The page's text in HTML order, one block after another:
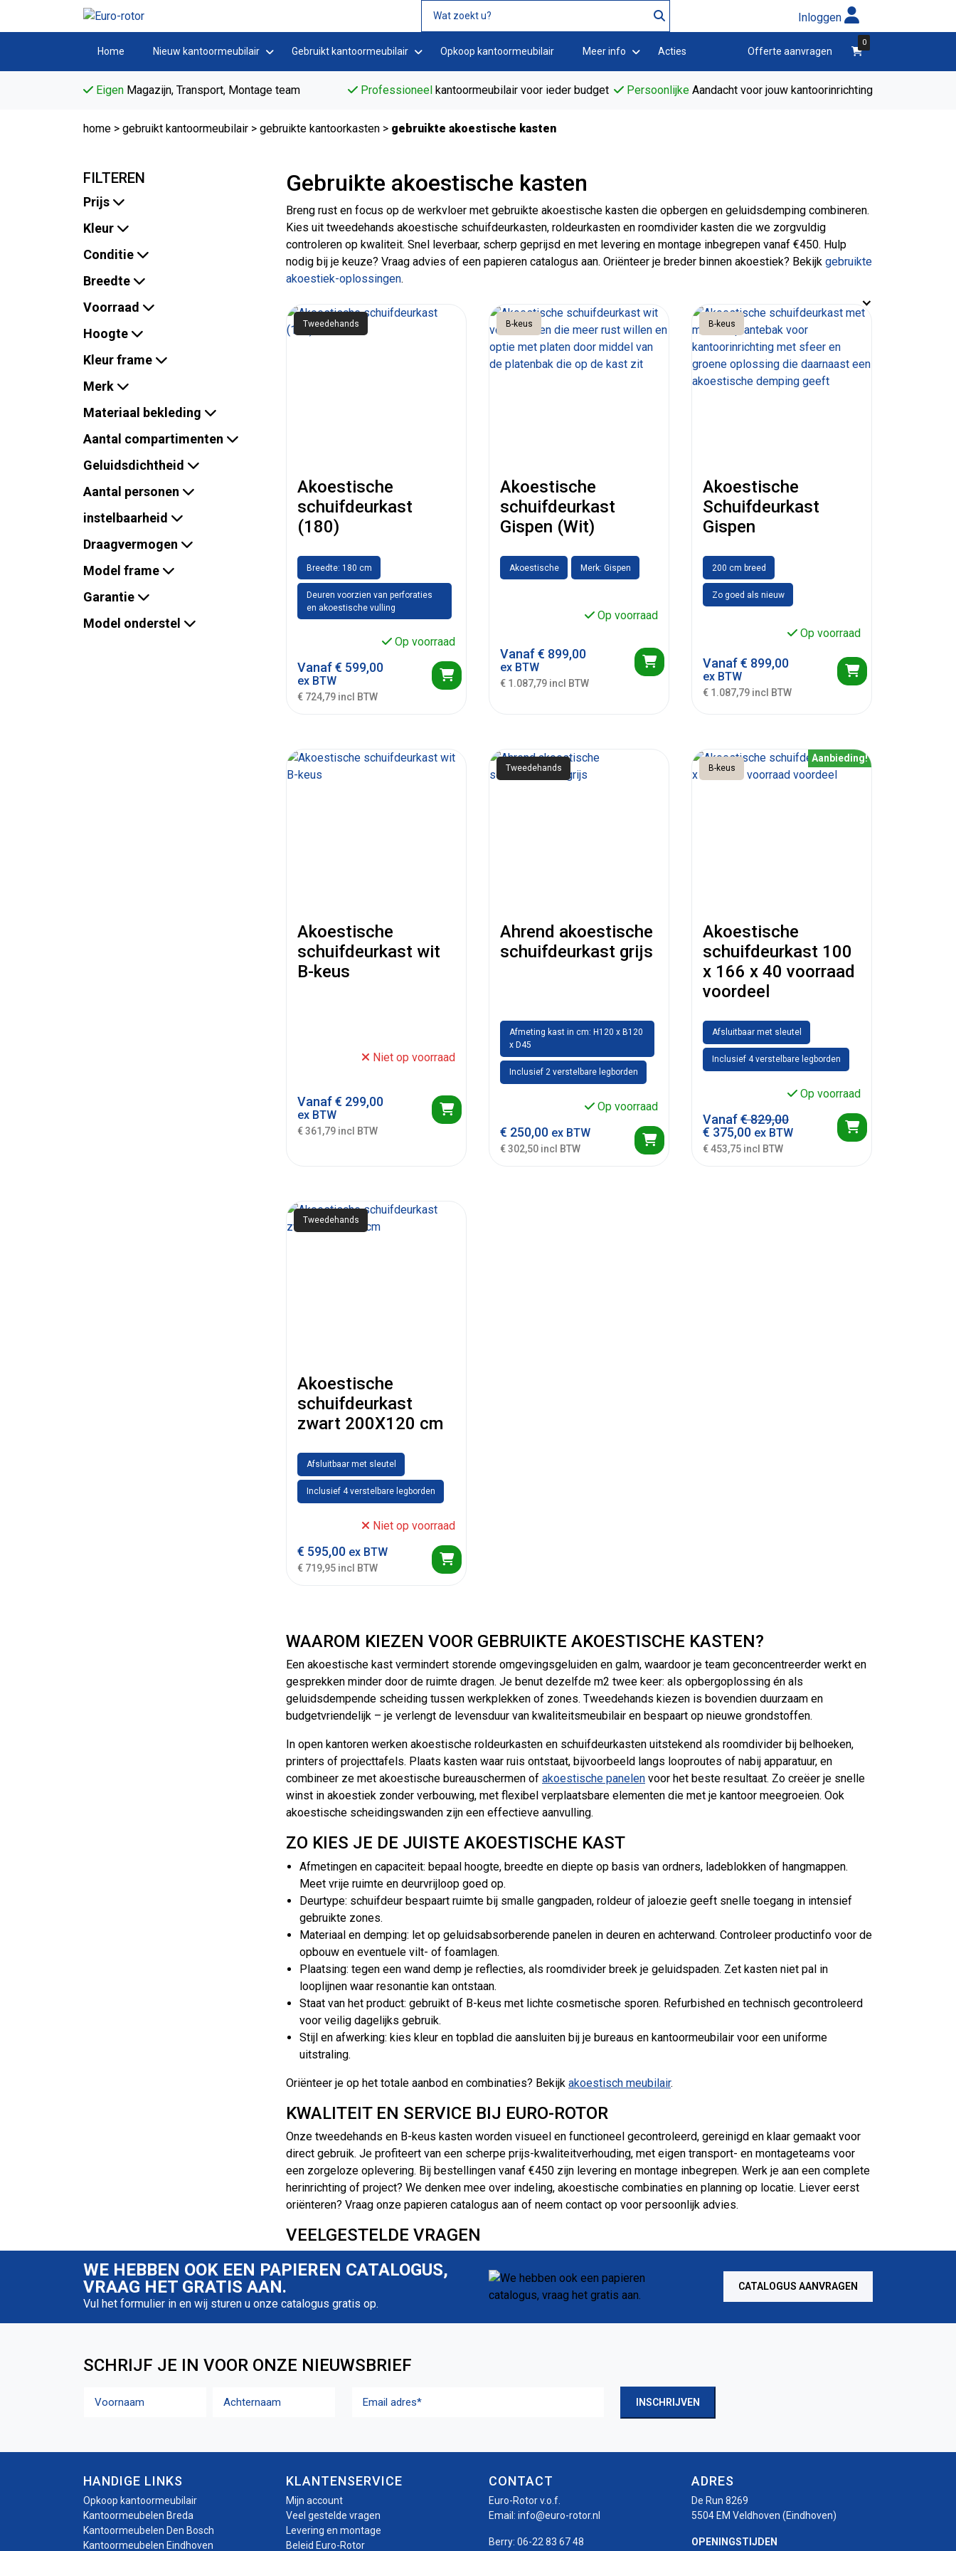
Inloggen
Home Nieuw kantoormeubilair Gebruikt kantoormeubilair Opkoop kantoormeubilair Meer info Acties winkelwagen
0
Offerte aanvragen
Eigen Magazijn, Transport, Montage team Professioneelkantoormeubilair voor ieder budget Persoonlijke Aandacht voor jouw kantoorinrichting
home > gebruikt kantoormeubilair > gebruikte kantoorkasten > gebruikte akoestische kasten
FILTEREN
Prijs
Kleur
Conditie
Breedte
Voorraad
Hoogte
Kleur frame
Merk
Materiaal bekleding
Aantal compartimenten
Geluidsdichtheid
Aantal personen
instelbaarheid
Draagvermogen
Model frame
Garantie
Model onderstel
Gebruikte akoestische kasten
Breng rust en focus op de werkvloer met gebruikte akoestische kasten die opbergen en geluidsdemping combineren.
Kies uit tweedehands akoestische schuifdeurkasten, roldeurkasten en roomdivider kasten die we zorgvuldig
controleren op kwaliteit. Snel leverbaar, scherp geprijsd en met levering en montage inbegrepen vanaf €450. Hulp
nodig bij je keuze? Vraag advies of een papieren catalogus aan. Oriënteer je breder binnen akoestiek? Bekijk gebruikte
akoestiek-oplossingen.
Tweedehands
Akoestische
schuifdeurkast
(180)
Breedte: 180 cm
Deuren voorzien van perforaties
en akoestische vulling
Op voorraad
Vanaf€ 599,00
ex BTW
€ 724,79 incl BTW
B-keus
Akoestische
schuifdeurkast
Gispen (Wit)
Akoestische Merk: Gispen
Op voorraad
Vanaf€ 899,00
ex BTW
€ 1.087,79 incl BTW
B-keus
Akoestische
Schuifdeurkast
Gispen
200 cm breed
Zo goed als nieuw
Op voorraad
Vanaf€ 899,00
ex BTW
€ 1.087,79 incl BTW
Akoestische
schuifdeurkast wit
B-keus
Niet op voorraad
Vanaf€ 299,00
ex BTW
€ 361,79 incl BTW
Tweedehands
Ahrend akoestische
schuifdeurkast grijs
Afmeting kast in cm: H120 x B120
x D45
Inclusief 2 verstelbare legborden
Op voorraad
€ 250,00 ex BTW
€ 302,50 incl BTW
Aanbieding!
B-keus
Akoestische
schuifdeurkast 100
x 166 x 40 voorraad
voordeel
Afsluitbaar met sleutel
Inclusief 4 verstelbare legborden
Op voorraad
Vanaf€829,00
€ 375,00 ex BTW
€ 453,75 incl BTW
Tweedehands
Akoestische
schuifdeurkast
zwart 200X120 cm
Afsluitbaar met sleutel
Inclusief 4 verstelbare legborden
Niet op voorraad
€ 595,00 ex BTW
€ 719,95 incl BTW
WAAROM KIEZEN VOOR GEBRUIKTE AKOESTISCHE KASTEN?
Een akoestische kast vermindert storende omgevingsgeluiden en galm, waardoor je team geconcentreerder werkt en
gesprekken minder door de ruimte dragen. Je benut dezelfde m2 twee keer: als opbergoplossing én als
geluidsdempende scheiding tussen werkplekken of zones. Tweedehands kiezen is bovendien duurzaam en
budgetvriendelijk – je verlengt de levensduur van kwaliteitsmeubilair en bespaart op nieuwe grondstoffen.
In open kantoren werken akoestische roldeurkasten en schuifdeurkasten uitstekend als roomdivider bij belhoeken,
printers of projecttafels. Plaats kasten waar ruis ontstaat, bijvoorbeeld langs looproutes of nabij apparatuur, en
combineer ze met akoestische bureauschermen of akoestische panelen voor het beste resultaat. Zo creëer je snelle
winst in akoestiek zonder verbouwing, met flexibel verplaatsbare elementen die met je kantoor meegroeien. Ook
akoestische scheidingswanden zijn een effectieve aanvulling.
ZO KIES JE DE JUISTE AKOESTISCHE KAST
Afmetingen en capaciteit: bepaal hoogte, breedte en diepte op basis van ordners, ladeblokken of hangmappen.
Meet vrije ruimte en deurvrijloop goed op.
Deurtype: schuifdeur bespaart ruimte bij smalle gangpaden, roldeur of jaloezie geeft snelle toegang in intensief
gebruikte zones.
Materiaal en demping: let op geluidsabsorberende panelen in deuren en achterwand. Controleer productinfo voor de
opbouw en eventuele vilt- of foamlagen.
Plaatsing: tegen een wand demp je reflecties, als roomdivider breek je geluidspaden. Zet kasten niet pal in
looplijnen waar resonantie kan ontstaan.
Staat van het product: gebruikt of B-keus met lichte cosmetische sporen. Refurbished en technisch gecontroleerd
voor veilig dagelijks gebruik.
Stijl en afwerking: kies kleur en topblad die aansluiten bij je bureaus en kantoormeubilair voor een uniforme
uitstraling.
Oriënteer je op het totale aanbod en combinaties? Bekijk akoestisch meubilair.
KWALITEIT EN SERVICE BIJ EURO-ROTOR
Onze tweedehands en B-keus kasten worden visueel en functioneel gecontroleerd, gereinigd en klaar gemaakt voor
direct gebruik. Je profiteert van een scherpe prijs-kwaliteitverhouding, met eigen transport- en montageteams voor
een zorgeloze oplevering. Bij bestellingen vanaf €450 zijn levering en montage inbegrepen. Werk je aan een complete
herinrichting of project? We denken mee over indeling, akoestische combinaties en planning op locatie. Liever eerst
oriënteren? Vraag onze papieren catalogus aan of neem contact op voor persoonlijk advies.
VEELGESTELDE VRAGEN
WE HEBBEN OOK EEN PAPIEREN CATALOGUS,
VRAAG HET GRATIS AAN.
Vul het formulier in en wij sturen u onze catalogus gratis op.
CATALOGUS AANVRAGEN
SCHRIJF JE IN VOOR ONZE NIEUWSBRIEF
INSCHRIJVEN
HANDIGE LINKS
Opkoop kantoormeubilair
Kantoormeubelen Breda
Kantoormeubelen Den Bosch
Kantoormeubelen Eindhoven
KLANTENSERVICE
Mijn account
Veel gestelde vragen
Levering en montage
Beleid Euro-Rotor
CONTACT
Euro-Rotor v.o.f.
Email: info@euro-rotor.nl
Berry: 06-22 83 67 48
ADRES
De Run 8269
5504 EM Veldhoven (Eindhoven)
OPENINGSTIJDEN